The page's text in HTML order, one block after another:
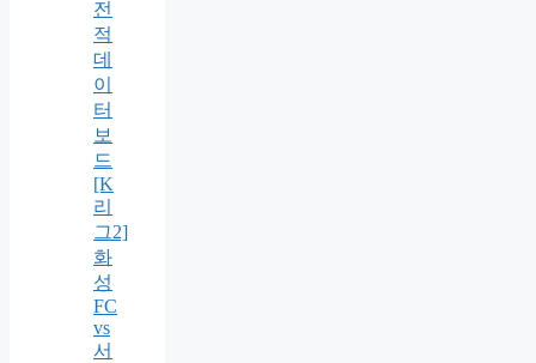
전
적
데
이
터
보
드
[K
리
그2]
화
성
FC
vs
서